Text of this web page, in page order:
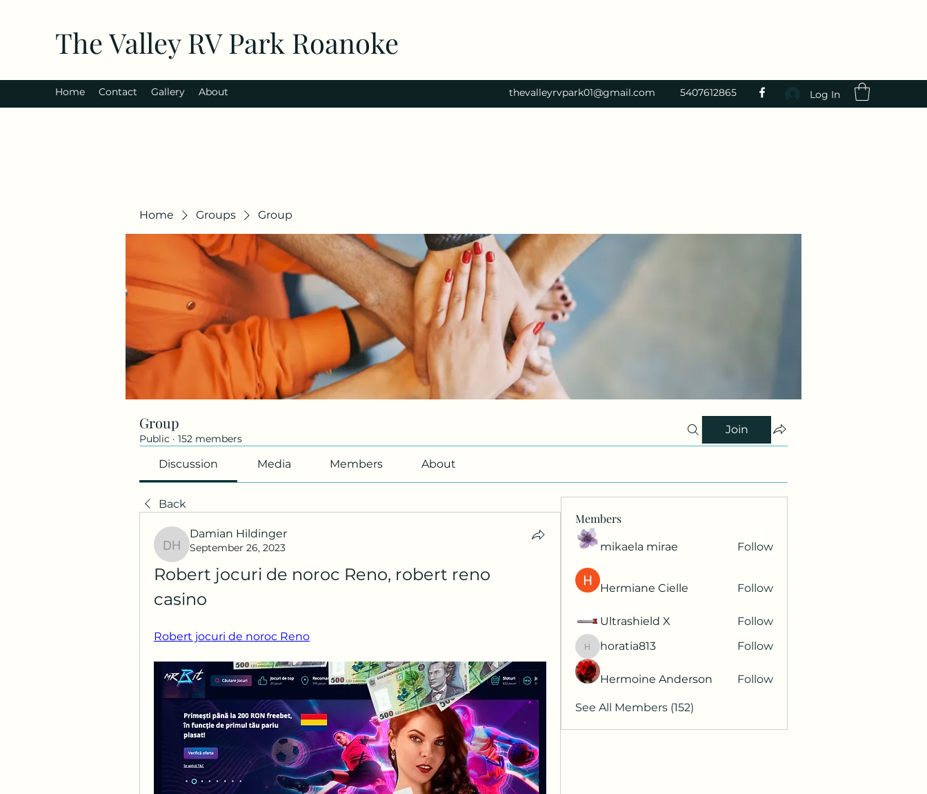
The Valley RV Park Roanoke
Home Contact Gallery About thevalleyrvpark01@gmail.com 5407612865 Log In
Home Groups Group
Group
Public · 152 members
Join
Discussion Media Members About
Back
Damian Hildinger
Damian Hildinger
September 26, 2023
Robert jocuri de noroc Reno, robert reno
casino
Robert jocuri de noroc Reno
Members
mikaela mirae Follow
Hermiane Cielle Follow
Ultrashield X Follow
horatia813
horatia813 Follow
Hermoine Anderson Follow
See All Members (152)